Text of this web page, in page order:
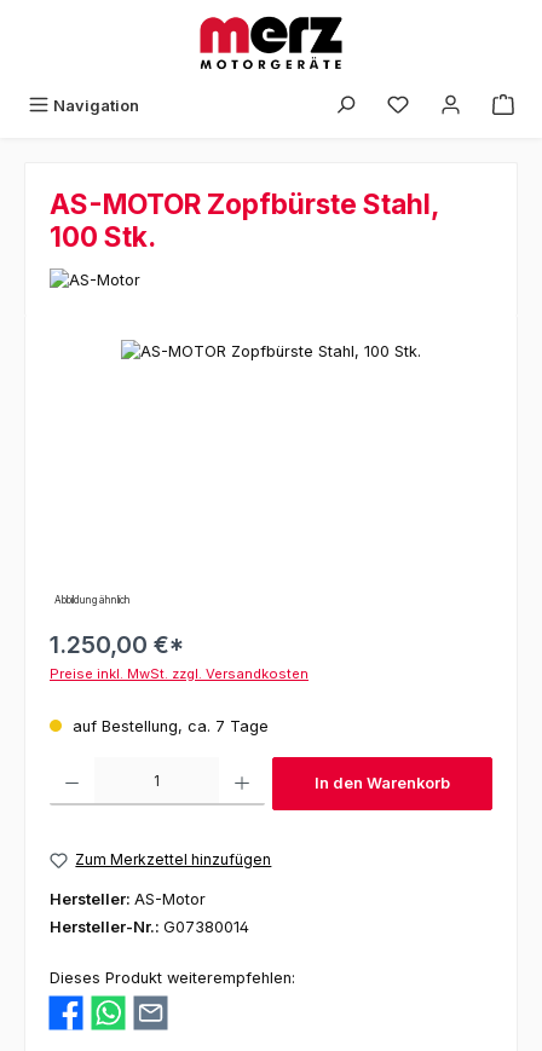
Navigation
AS-MOTOR Zopfbürste Stahl,
100 Stk.
Bildergalerie überspringen
Abbildung ähnlich
1.250,00 €*
Preise inkl. MwSt. zzgl. Versandkosten
auf Bestellung, ca. 7 Tage
In den Warenkorb
Zum Merkzettel hinzufügen
Hersteller: AS-Motor
Hersteller-Nr.: G07380014
Dieses Produkt weiterempfehlen: